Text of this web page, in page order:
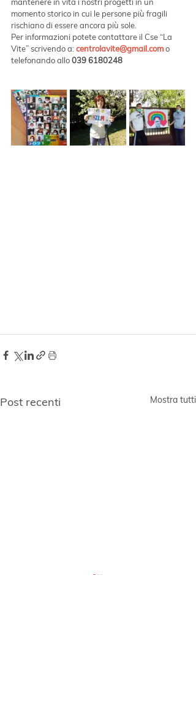
momento storico in cui le persone più fragili
rischiano di essere ancora più sole.
Per informazioni potete contattare il Cse “La
Vite” scrivendo a: centrolavite@gmail.com o
telefonando allo 039 6180248
Post recenti Mostra tutti